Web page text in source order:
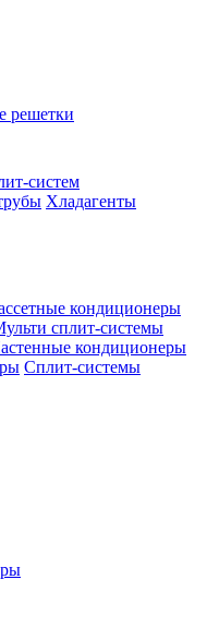
решетки
систем
Хладагенты
кондиционеры
сплит-системы
кондиционеры
Сплит-системы